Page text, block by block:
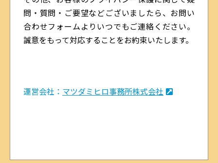
問・質問・ご要望などございましたら、お問い
合わせフォームよりいつでもご連絡ください。
誠意をもって対応することをお約束いたします。
運営会社： マツダミヒロ事務所株式会社